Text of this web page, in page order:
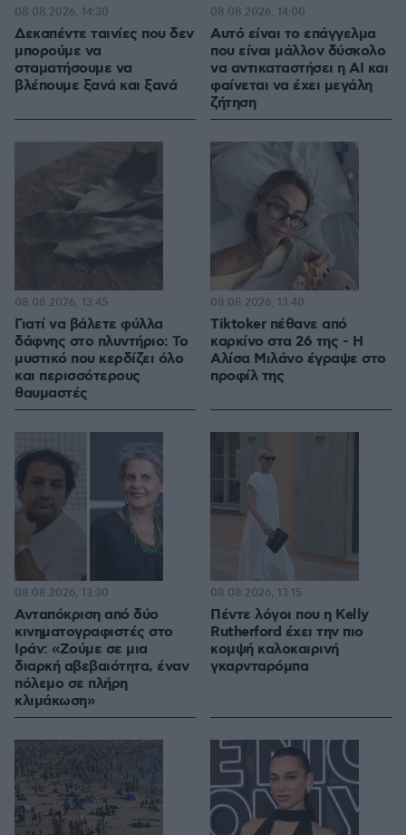
Δεκαπέντε ταινίες που δεν
μπορούμε να
σταματήσουμε να
βλέπουμε ξανά και ξανά
08.08.2026, 14:30
Αυτό είναι το επάγγελμα
που είναι μάλλον δύσκολο
να αντικαταστήσει η AI και
φαίνεται να έχει μεγάλη
ζήτηση
08.08.2026, 14:00
Γιατί να βάλετε φύλλα
δάφνης στο πλυντήριο: Το
μυστικό που κερδίζει όλο
και περισσότερους
θαυμαστές
08.08.2026, 13:45
Tiktoker πέθανε από
καρκίνο στα 26 της - Η
Αλίσα Μιλάνο έγραψε στο
προφίλ της
08.08.2026, 13:40
Ανταπόκριση από δύο
κινηματογραφιστές στο
Ιράν: «Ζούμε σε μια
διαρκή αβεβαιότητα, έναν
πόλεμο σε πλήρη
κλιμάκωση»
08.08.2026, 13:30
Πέντε λόγοι που η Kelly
Rutherford έχει την πιο
κομψή καλοκαιρινή
γκαρνταρόμπα
08.08.2026, 13:15